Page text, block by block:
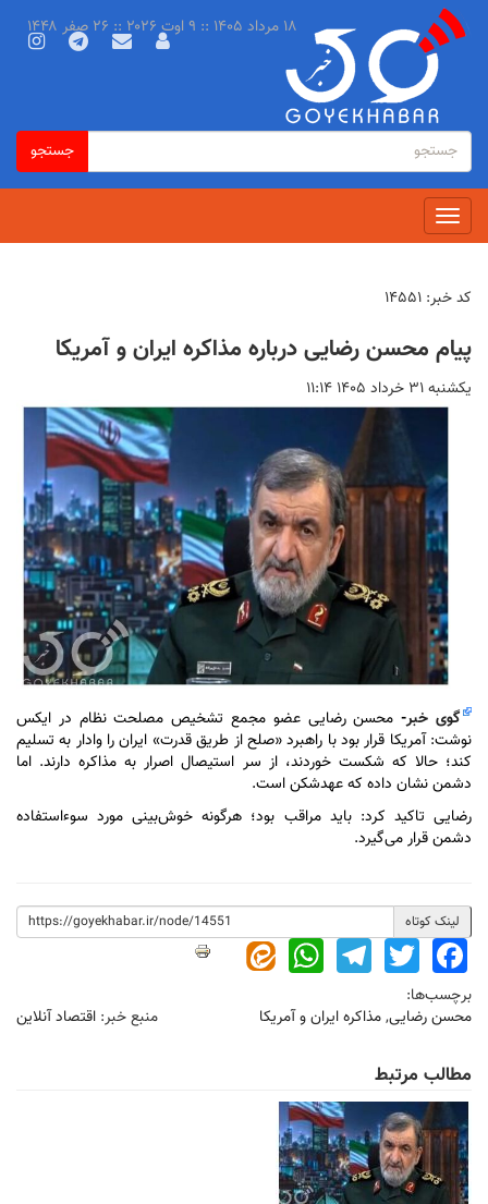
فرم
جستجو
جستجو
جستجو
Toggle
navigation
۱۸ مرداد ۱۴۰۵ :: ۹ اوت ۲۰۲۶ :: ۲۶ صفر ۱۴۴۸
کد خبر: ۱۴۵۵۱
پیام محسن رضایی درباره مذاکره ایران و آمریکا
يكشنبه ۳۱ خرداد ۱۴۰۵ ۱۱:۱۴
گوی خبر- محسن رضایی عضو مجمع تشخیص مصلحت نظام در ایکس
نوشت: آمریکا قرار بود با راهبرد «صلح از طریق قدرت» ایران را وادار به تسلیم
کند؛ حالا که شکست خوردند، از سر استیصال اصرار به مذاکره دارند. اما
دشمن نشان داده که عهدشکن است.
رضایی تاکید کرد: باید مراقب بود؛ هرگونه خوش‌بینی مورد سوءاستفاده
دشمن قرار می‌گیرد.
لینک کوتاه
Facebook
Twitter
Telegram
WhatsApp
برچسب‌ها:
محسن رضایی,مذاکره ایران و آمریکا منبع خبر: اقتصاد آنلاین
مطالب مرتبط